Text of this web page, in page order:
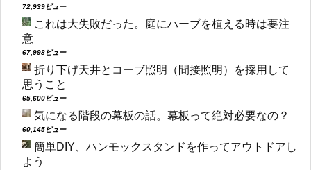
72,939ビュー
これは大失敗だった。庭にハーブを植える時は要注
意
67,998ビュー
折り下げ天井とコーブ照明（間接照明）を採用して
思うこと
65,600ビュー
気になる階段の幕板の話。幕板って絶対必要なの？
60,145ビュー
簡単DIY、ハンモックスタンドを作ってアウトドアし
よう